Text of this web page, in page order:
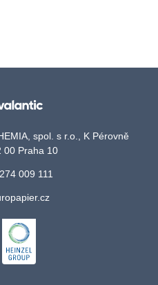
spol. s r.o., K Pérovně
00 Praha 10
009 111